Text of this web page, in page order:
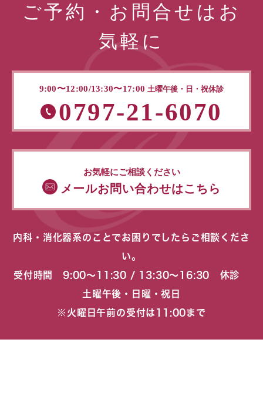
ご予約・お問合せはお
気軽に
9:00〜12:00/13:30〜17:00 土曜午後・日・祝休診
0797-21-6070
お気軽にご相談ください
メールお問い合わせはこちら
内科・消化器系のことでお困りでしたらご相談くださ
い。
受付時間 9:00〜11:30 / 13:30〜16:30 休診
土曜午後・日曜・祝日
※火曜日午前の受付は11:00まで